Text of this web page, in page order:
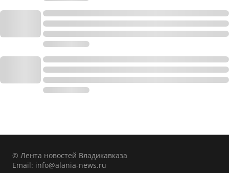
© Лента новостей Владикавказа
Email: info@alania-news.ru